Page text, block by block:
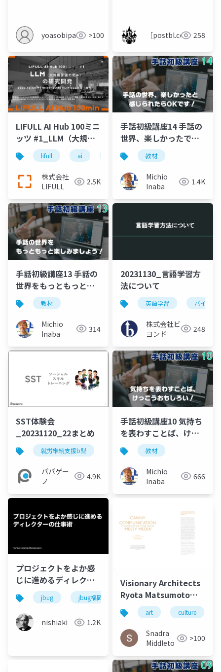
yoasobipartner>100 ［postbl.com］258
LIFULL AI Hub 100ミニ
ッツ #1_LLM（大規模
言語モデル）の研究開
発
lifull ai
株式会社
LIFULL
2.5K
手話初級講座14 手話の
世界、楽しかったです
か？
教材
Michio
Inaba
1.4K
手話初級講座13 手話の
世界をもっともっと楽
しみましょう！
教材
Michio
Inaba
314
20231130_言語学習方
法について
英語学習 バイリン
株式会社ビ
ヨンド
248
SST体験会
_20231120_22まとめ
就労継続支援b型 メンタルヘルス
パパゲー
ノ
4.9K
手話初級講座10 気持ち
を表わすことば、けっ
こうおもしろい!
教材
Michio
Inaba
666
プロジェクトをよか感
じに進めるディレクタ
ーの仕事術
jbug jbug福岡
nishiaki 1.2K
Visionary Architects
Ryota Matsumoto
and Perry Kulper |
Canny
Communication in
Architecture in the
Age of Messy Media -
Helen Castle
art culture
Snadra
Middleto
>100